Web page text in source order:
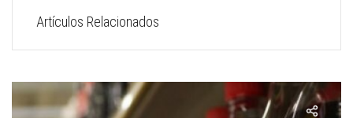
Artículos Relacionados